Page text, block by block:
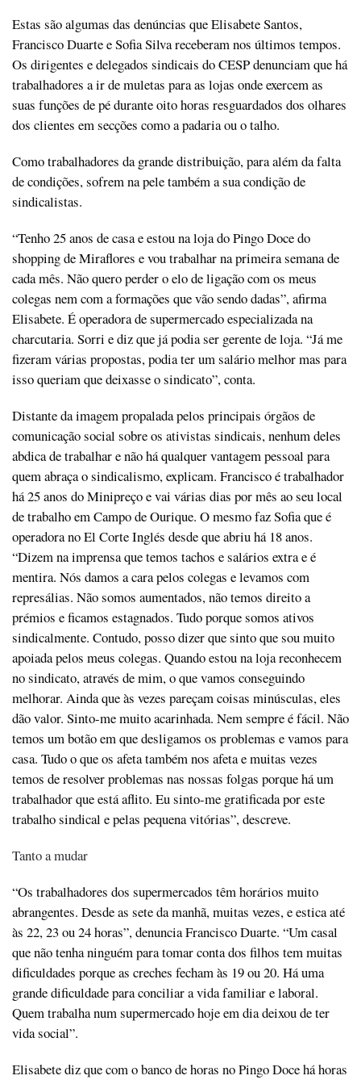
Estas são algumas das denúncias que Elisabete Santos,
Francisco Duarte e Sofia Silva receberam nos últimos tempos.
Os dirigentes e delegados sindicais do CESP denunciam que há
trabalhadores a ir de muletas para as lojas onde exercem as
suas funções de pé durante oito horas resguardados dos olhares
dos clientes em secções como a padaria ou o talho.
Como trabalhadores da grande distribuição, para além da falta
de condições, sofrem na pele também a sua condição de
sindicalistas.
“Tenho 25 anos de casa e estou na loja do Pingo Doce do
shopping de Miraflores e vou trabalhar na primeira semana de
cada mês. Não quero perder o elo de ligação com os meus
colegas nem com a formações que vão sendo dadas”, afirma
Elisabete. É operadora de supermercado especializada na
charcutaria. Sorri e diz que já podia ser gerente de loja. “Já me
fizeram várias propostas, podia ter um salário melhor mas para
isso queriam que deixasse o sindicato”, conta.
Distante da imagem propalada pelos principais órgãos de
comunicação social sobre os ativistas sindicais, nenhum deles
abdica de trabalhar e não há qualquer vantagem pessoal para
quem abraça o sindicalismo, explicam. Francisco é trabalhador
há 25 anos do Minipreço e vai várias dias por mês ao seu local
de trabalho em Campo de Ourique. O mesmo faz Sofia que é
operadora no El Corte Inglés desde que abriu há 18 anos.
“Dizem na imprensa que temos tachos e salários extra e é
mentira. Nós damos a cara pelos colegas e levamos com
represálias. Não somos aumentados, não temos direito a
prémios e ficamos estagnados. Tudo porque somos ativos
sindicalmente. Contudo, posso dizer que sinto que sou muito
apoiada pelos meus colegas. Quando estou na loja reconhecem
no sindicato, através de mim, o que vamos conseguindo
melhorar. Ainda que às vezes pareçam coisas minúsculas, eles
dão valor. Sinto-me muito acarinhada. Nem sempre é fácil. Não
temos um botão em que desligamos os problemas e vamos para
casa. Tudo o que os afeta também nos afeta e muitas vezes
temos de resolver problemas nas nossas folgas porque há um
trabalhador que está aflito. Eu sinto-me gratificada por este
trabalho sindical e pelas pequena vitórias”, descreve.
Tanto a mudar
“Os trabalhadores dos supermercados têm horários muito
abrangentes. Desde as sete da manhã, muitas vezes, e estica até
às 22, 23 ou 24 horas”, denuncia Francisco Duarte. “Um casal
que não tenha ninguém para tomar conta dos filhos tem muitas
dificuldades porque as creches fecham às 19 ou 20. Há uma
grande dificuldade para conciliar a vida familiar e laboral.
Quem trabalha num supermercado hoje em dia deixou de ter
vida social”.
Elisabete diz que com o banco de horas no Pingo Doce há horas